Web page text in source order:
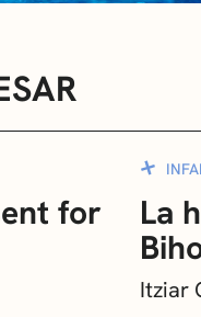
for
La
Itziar